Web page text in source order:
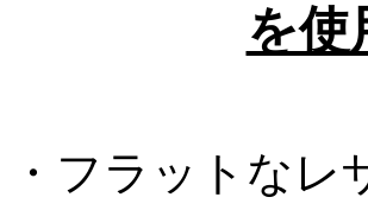
を使
・フラットな